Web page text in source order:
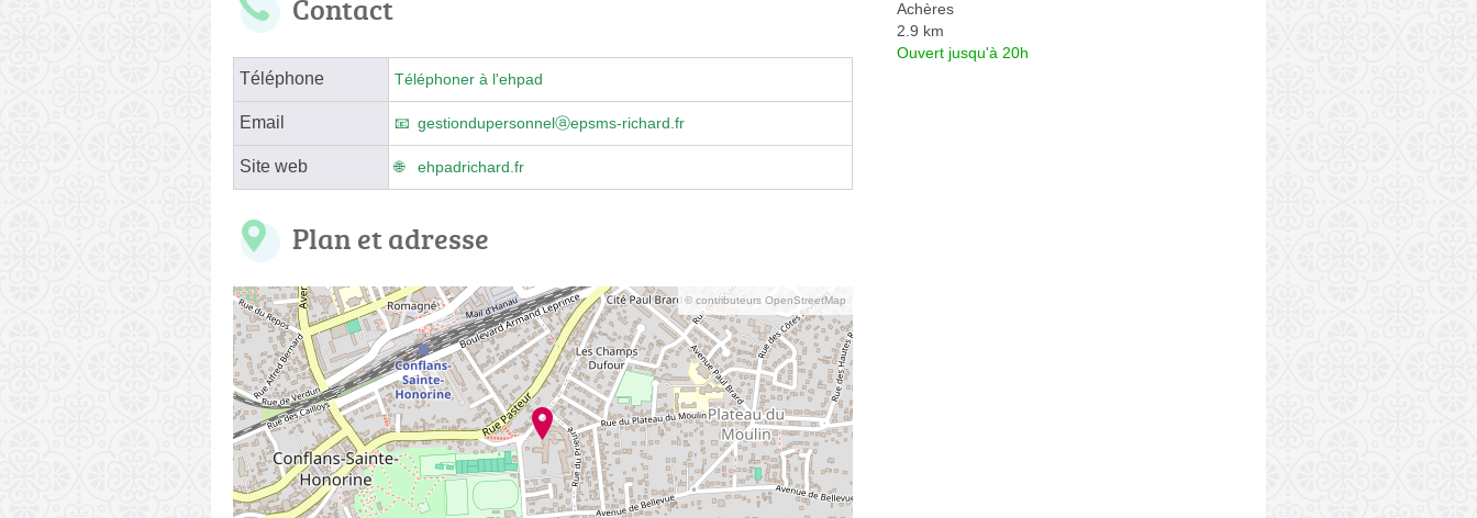
Contact
Téléphone Téléphoner à l'ehpad
Email gestiondupersonnelⓐepsms-richard.fr
Site web ehpadrichard.fr
Plan et adresse
© contributeurs OpenStreetMap
Achères
2.9 km
Ouvert jusqu'à 20h